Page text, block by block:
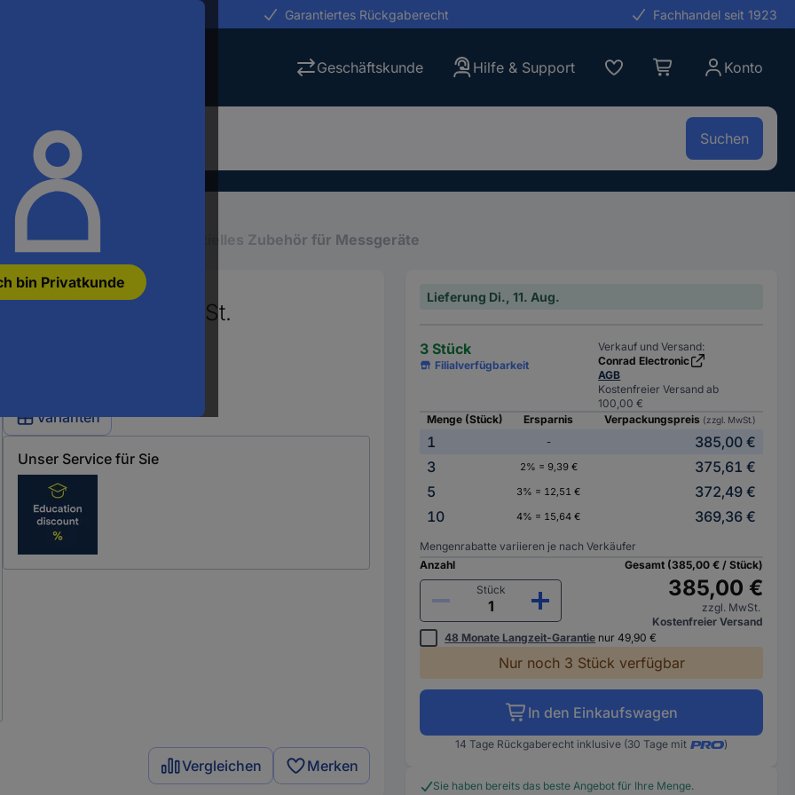
bin Privatkunde
Garantiertes Rückgaberecht Fachhandel seit 1923
Geschäftskunde Hilfe & Support Konto
Suchen
Mess-Zubehör Spezielles Zubehör für Messgeräte
Stromwandler 1 St.
Varianten
Unser Service für Sie
Vergleichen Merken
Lieferung Di., 11. Aug.
3 Stück
Filialverfügbarkeit
Verkauf und Versand:
Conrad Electronic
AGB
Kostenfreier Versand ab
100,00 €
Menge (Stück)
Ersparnis Verpackungspreis (zzgl. MwSt.)
1 -
385,00 €
3
2% = 9,39 €
375,61 €
5
3% = 12,51 €
372,49 €
10
4% = 15,64 € 369,36 €
Mengenrabatte variieren je nach Verkäufer
Anzahl
Stück
Gesamt (385,00 € / Stück)
385,00 €
zzgl. MwSt.
Kostenfreier Versand
48 Monate Langzeit-Garantie nur 49,90 €
Nur noch 3 Stück verfügbar
In den Einkaufswagen
14 Tage Rückgaberecht inklusive (30 Tage mit )
Sie haben bereits das beste Angebot für Ihre Menge.